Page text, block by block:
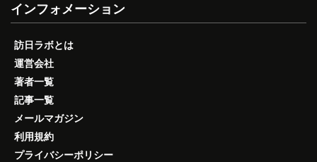
インフォメーション
訪日ラボとは
運営会社
著者一覧
記事一覧
メールマガジン
利用規約
プライバシーポリシー